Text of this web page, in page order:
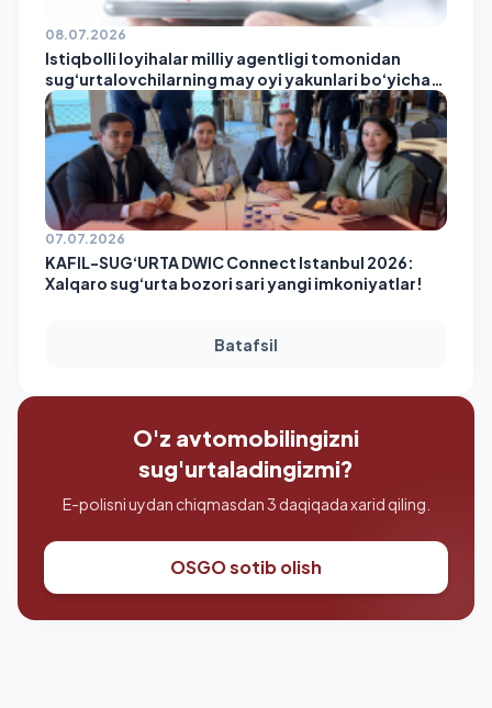
08.07.2026
Istiqbolli loyihalar milliy agentligi tomonidan
sug‘urtalovchilarning may oyi yakunlari bo‘yicha
reytingi e’lon qilindi!
07.07.2026
KAFIL-SUG‘URTA DWIC Connect Istanbul 2026:
Xalqaro sug‘urta bozori sari yangi imkoniyatlar!
Batafsil
O'z avtomobilingizni
sug'urtaladingizmi?
E-polisni uydan chiqmasdan 3 daqiqada xarid qiling.
OSGO sotib olish